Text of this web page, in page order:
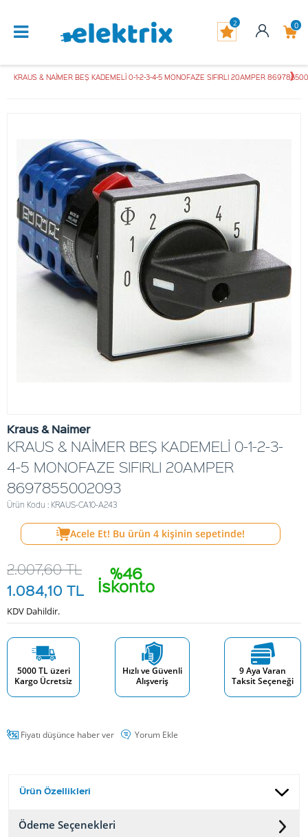
0
2
KRAUS & NAİMER BEŞ KADEMELİ 0-1-2-3-4-5 MONOFAZE SIFIRLI 20AMPER
Kraus & Naimer
KRAUS & NAİMER BEŞ KADEMELİ 0-1-2-3-
4-5 MONOFAZE SIFIRLI 20AMPER
8697855002093
Ürün Kodu : KRAUS-CA10-A243
Acele Et! Bu ürün 4 kişinin sepetinde!
%46
İskonto
2.007,60TL
1.084,10 TL
KDV Dahildir.
5000 TL üzeri
Kargo Ücretsiz
Hızlı ve Güvenli
Alışveriş
9 Aya Varan
Taksit Seçeneği
Fiyatı düşünce haber ver Yorum Ekle
Ürün Özellikleri
Ödeme Seçenekleri